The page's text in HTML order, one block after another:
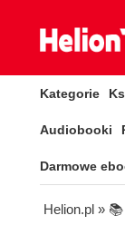
Kategorie
Audiobooki
Darmowe
Helion.pl » 📚